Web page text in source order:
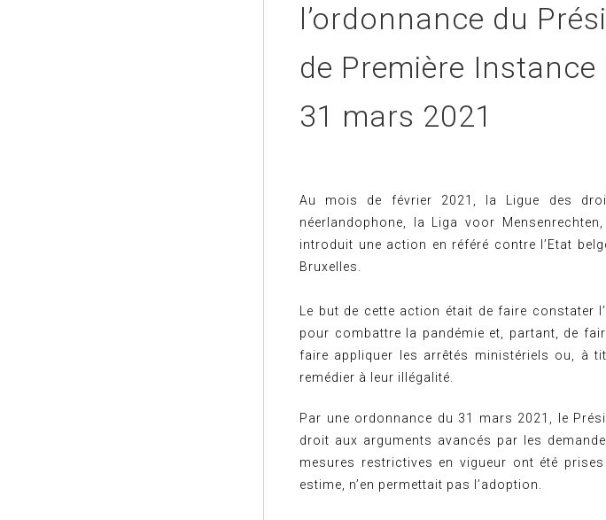
l’ordonnance du
de Première
31 mars 2021
Au mois de février 2021, la Ligue des
néerlandophone, la Liga voor
introduit une action en référé contre l’Etat
Bruxelles.
Le but de cette action était de faire constater
pour combattre la pandémie et, partant, de
faire appliquer les arrêtés ministériels ou, à
remédier à leur illégalité.
Par une ordonnance du 31 mars 2021, le
droit aux arguments avancés par les
mesures restrictives en vigueur ont été
estime, n’en permettait pas l’adoption.